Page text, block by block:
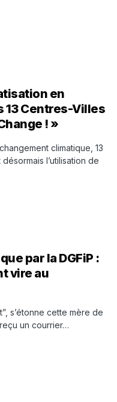
en
13 Centres-Villes
! »
climatique, 13
l’utilisation de
par la DGFiP :
vire au
s’étonne cette mère de
un courrier…